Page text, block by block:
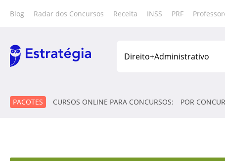
Blog Radar dos Concursos Receita INSS PRF
PACOTES CURSOS ONLINE PARA CONCURSOS: POR